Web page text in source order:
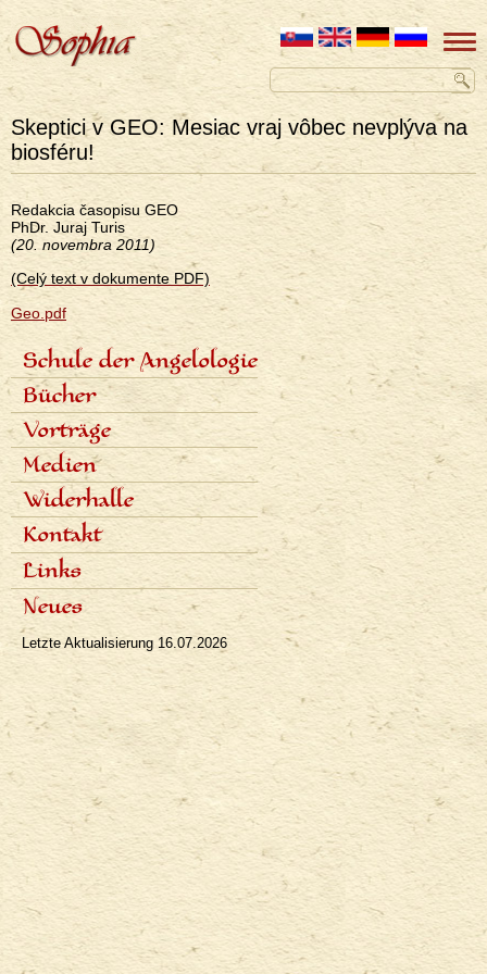
Skeptici v GEO: Mesiac vraj vôbec nevplýva na
biosféru!
Redakcia časopisu GEO
PhDr. Juraj Turis
(20. novembra 2011)
(Celý text v dokumente PDF)
Geo.pdf
<none>
Schule der Angelologie
Inhalt der Schule
Lektoren
Sieben Stufen
Termine und Anmeldungen
Fotogalerie
Bücher
Angelologie der Geschichte
Sieben Erzengel
Vorträge
Zeitplan der Vorträge
Aufnahmen der Vorträge
Medien
Fachartikel
Populäre Artikel
Presseinterviews
Rundfunk
Fernsehen
Bibliographie
Widerhalle
Dialoge
Rezensionen
Kontakt
Links
Neues
Letzte Aktualisierung 16.07.2026